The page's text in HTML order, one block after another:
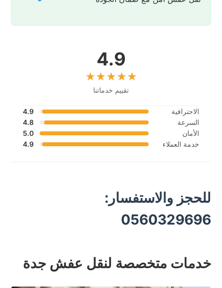
4.9
تقييم خدماتنا
الاحترافية
4.9
السرعة
4.8
الأمان
5.0
خدمة العملاء
4.9
للحجز والاستفسار:
0560329696
خدمات متخصصة لنقل عفش جدة